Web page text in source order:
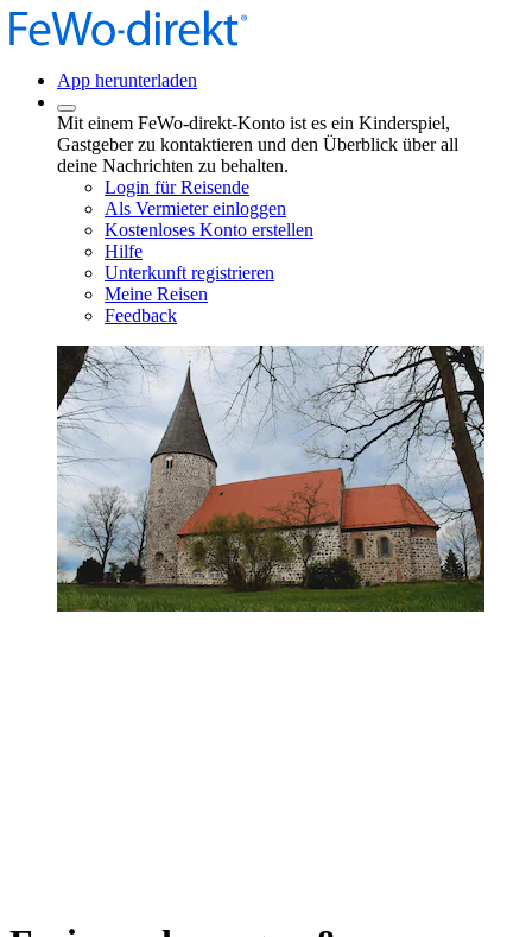
App herunterladen
Mit einem FeWo-direkt-Konto ist es ein Kinderspiel,
Gastgeber zu kontaktieren und den Überblick über all
deine Nachrichten zu behalten.
Login für Reisende
Als Vermieter einloggen
Kostenloses Konto erstellen
Hilfe
Unterkunft registrieren
Meine Reisen
Feedback